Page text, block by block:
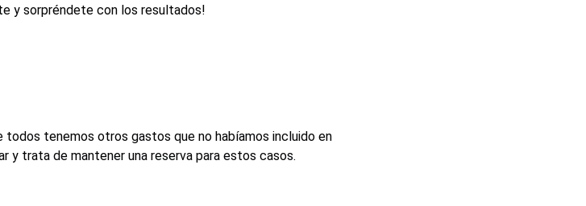
y sorpréndete con los resultados!
todos tenemos otros gastos que no habíamos incluido en
y trata de mantener una reserva para estos casos.